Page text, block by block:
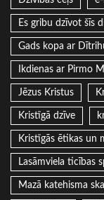
Es gribu dzīvot šīs
Gads kopa ar
Ikdienas ar Pirmo
Jēzus Kristus
Kristīgā dzīve
Kristīgās ētikas un
Lasāmviela ticības
Mazā katehisma